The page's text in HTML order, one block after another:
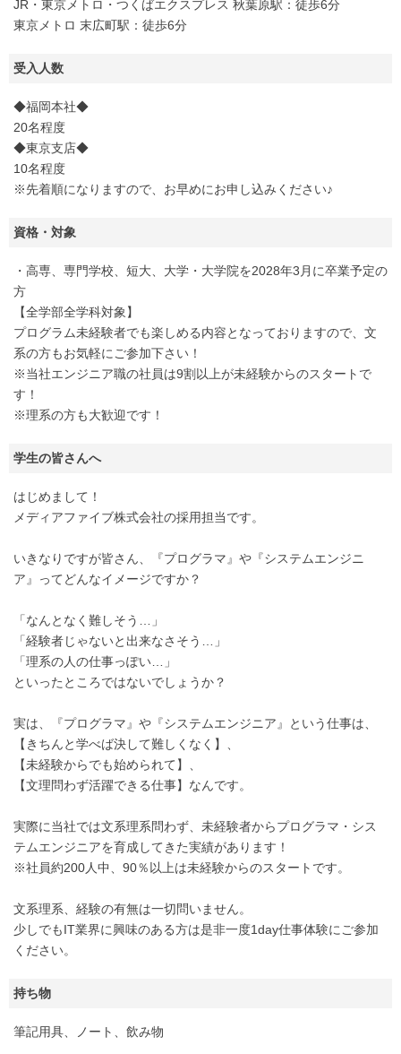
JR・東京メトロ・つくばエクスプレス 秋葉原駅：徒歩6分
東京メトロ 末広町駅：徒歩6分
受入人数
◆福岡本社◆
20名程度
◆東京支店◆
10名程度
※先着順になりますので、お早めにお申し込みください♪
資格・対象
・高専、専門学校、短大、大学・大学院を2028年3月に卒業予定の
方
【全学部全学科対象】
プログラム未経験者でも楽しめる内容となっておりますので、文
系の方もお気軽にご参加下さい！
※当社エンジニア職の社員は9割以上が未経験からのスタートで
す！
※理系の方も大歓迎です！
学生の皆さんへ
はじめまして！
メディアファイブ株式会社の採用担当です。
いきなりですが皆さん、『プログラマ』や『システムエンジニ
ア』ってどんなイメージですか？
「なんとなく難しそう…」
「経験者じゃないと出来なさそう…」
「理系の人の仕事っぽい…」
といったところではないでしょうか？
実は、『プログラマ』や『システムエンジニア』という仕事は、
【きちんと学べば決して難しくなく】、
【未経験からでも始められて】、
【文理問わず活躍できる仕事】なんです。
実際に当社では文系理系問わず、未経験者からプログラマ・シス
テムエンジニアを育成してきた実績があります！
※社員約200人中、90％以上は未経験からのスタートです。
文系理系、経験の有無は一切問いません。
少しでもIT業界に興味のある方は是非一度1day仕事体験にご参加
ください。
持ち物
筆記用具、ノート、飲み物